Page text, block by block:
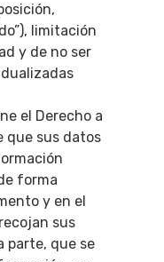
limitación
y de no ser
el Derecho a
que sus datos
forma
y en el
sus
parte, que se